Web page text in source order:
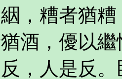
，糟者猶
酒，優以
，人是反